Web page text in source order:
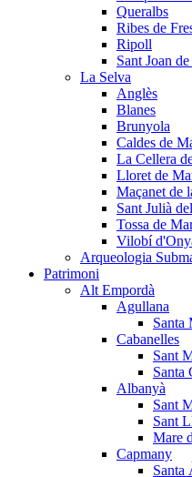
Queralbs
Ribes de
Ripoll
Sant Joan
La Selva
Anglès
Blanes
Brunyola
Caldes de
La Cellera
Lloret de
Maçanet de
Sant Julià
Tossa de
Vilobí
Arqueologia
Patrimoni
Alt Empordà
Agullana
Santa
Cabanelles
Sant
Santa
Albanyà
Sant
Sant
Mare
Capmany
Santa